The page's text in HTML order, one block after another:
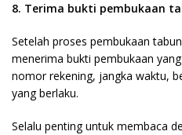
8. Terima bukti pembukaan
Setelah proses pembukaan
menerima bukti pembukaan
nomor rekening, jangka waktu,
yang berlaku.
Selalu penting untuk membaca